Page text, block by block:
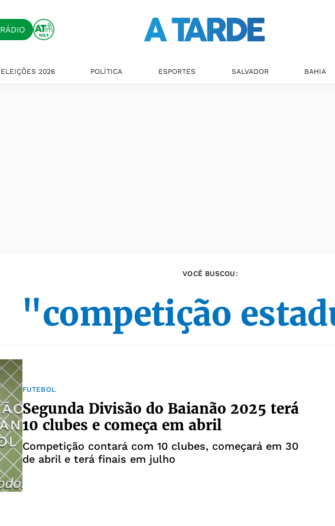
ELEIÇÕES 2026 POLÍTICA ESPORTES SALVADOR BAHIA
VOCÊ BUSCOU:
"competição
FUTEBOL
Segunda Divisão do Baianão 2025 terá
10 clubes e começa em abril
Competição contará com 10 clubes, começará em 30
de abril e terá finais em julho